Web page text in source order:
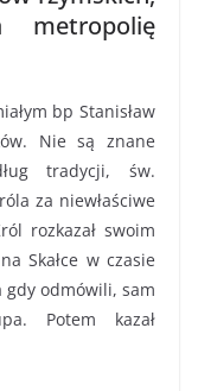
metropolię
bp Stanisław
Nie są znane
tradycji, św.
za niewłaściwe
rozkazał swoim
Skałce w czasie
odmówili, sam
Potem kazał